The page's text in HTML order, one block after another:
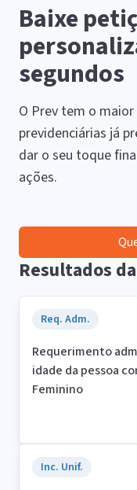
Baixe
segundos
O Prev tem o
previdenciárias já
dar o seu toque
ações.
Resultados
Req. Adm.
Requerimento
idade da pessoa
Feminino
Inc. Unif.